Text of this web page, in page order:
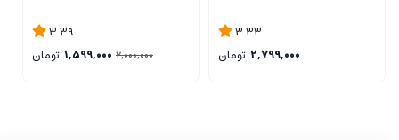
3.33
2,799,000 تومان
3.39
2,000,000
1,599,000 تومان